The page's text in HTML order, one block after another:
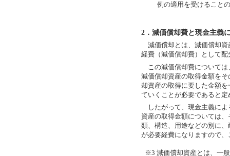
例の適用を受けること
2．減価償却費と現金主義
減価償却とは、減価償却資
経費（減価償却費）として
この減価償却費については
減価償却資産の取得金額を
却資産の取得に要した金額
ていくことが必要であると
したがって、現金主義によ
資産の取得金額については
類、構造、用途などの別に
が必要経費になりますので
※3 減価償却資産とは、一